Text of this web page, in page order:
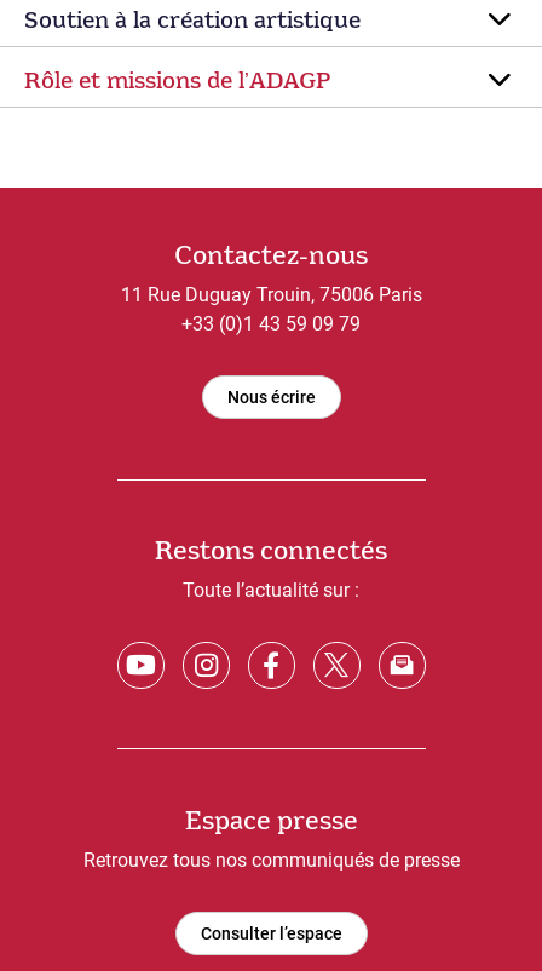
Soutien à la création artistique
Rôle et missions de lʼADAGP
Contactez-nous
11 Rue Duguay Trouin, 75006 Paris
+33 (0)1 43 59 09 79
Nous écrire
Restons connectés
Toute l’actualité sur :
Espace presse
Retrouvez tous nos communiqués de presse
Consulter l’espace